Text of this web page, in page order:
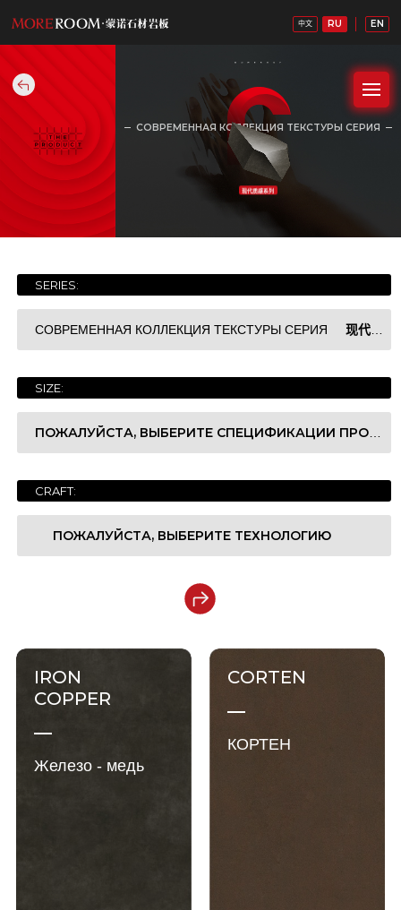
中文 RU EN
СОВРЕМЕННАЯ КОЛЛЕКЦИЯ ТЕКСТУРЫ СЕРИЯ
现代质感系列
SERIES:
СОВРЕМЕННАЯ КОЛЛЕКЦИЯ ТЕКСТУРЫ СЕРИЯ 现代质感系列
Уайтхед. Серия 白石系列
Роскошная коллекция Серия 奢石系列
Коллекция драгоценных камней Серия
Серия джейд. Серия 玉石系列
Цветная серия Серия 纯色系列
SIZE:
ПОЖАЛУЙСТА, ВЫБЕРИТЕ СПЕЦИФИКАЦИИ ПРОДУКТА
1200x2700x6mm
1200x3200x6mm
1600x3200x12mm
CRAFT:
ПОЖАЛУЙСТА, ВЫБЕРИТЕ ТЕХНОЛОГИЮ
Nanotech Polished
Немая поверхность Satin(Matt)
Мягкий (матовый)
IRON
COPPER
Железо - медь
CORTEN
КОРТЕН